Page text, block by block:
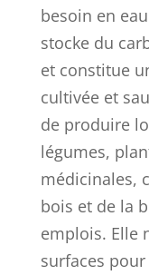
besoin en
stocke du
et constitue
cultivée et
de produire
légumes,
médicinales,
bois et de la
emplois. Elle
surfaces